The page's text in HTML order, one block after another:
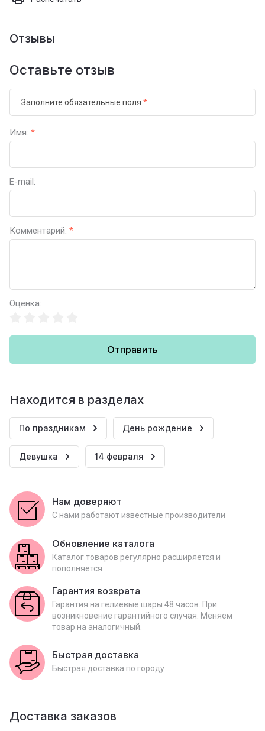
Отзывы
Оставьте отзыв
Заполните обязательные поля *
Имя: *
E-mail:
Комментарий: *
Оценка:
Отправить
Находится в разделах
По праздникам День рождение
Девушка 14 февраля
Нам доверяют
С нами работают известные производители
Обновление каталога
Каталог товаров регулярно расширяется и
пополняется
Гарантия возврата
Гарантия на гелиевые шары 48 часов. При
возникновение гарантийного случая. Меняем
товар на аналогичный.
Быстрая доставка
Быстрая доставка по городу
Доставка заказов